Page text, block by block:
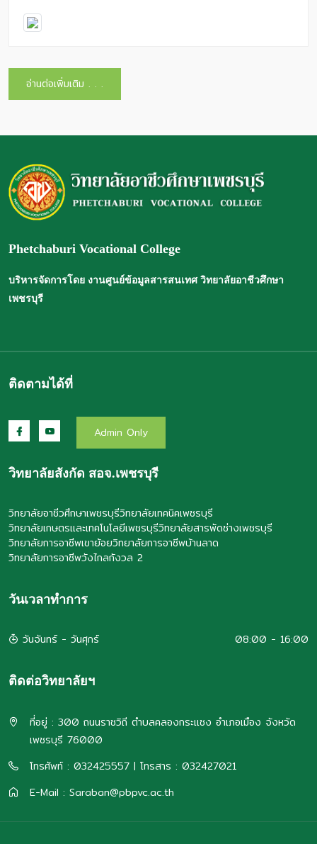
อ่านต่อเพิ่มเติม . . .
Phetchaburi Vocational College
บริหารจัดการโดย งานศูนย์ข้อมูลสารสนเทศ วิทยาลัยอาชีวศึกษา
เพชรบุรี
ติดตามได้ที่
Admin Only
วิทยาลัยสังกัด สอจ.เพชรบุรี
วิทยาลัยอาชีวศึกษาเพชรบุรีวิทยาลัยเทคนิคเพชรบุรี
วิทยาลัยเกษตรและเทคโนโลยีเพชรบุรีวิทยาลัยสารพัดช่างเพชรบุรี
วิทยาลัยการอาชีพเขาย้อยวิทยาลัยการอาชีพบ้านลาด
วิทยาลัยการอาชีพวังไกลกังวล 2
วันเวลาทำการ
วันจันทร์ - วันศุกร์ 08:00 - 16:00
ติดต่อวิทยาลัยฯ
ที่อยู่ : 300 ถนนราชวิถี ตำบลคลองกระแชง อำเภอเมือง จังหวัด
เพชรบุรี 76000
โทรศัพท์ : 032425557 | โทรสาร : 032427021
E-Mail : Saraban@pbpvc.ac.th